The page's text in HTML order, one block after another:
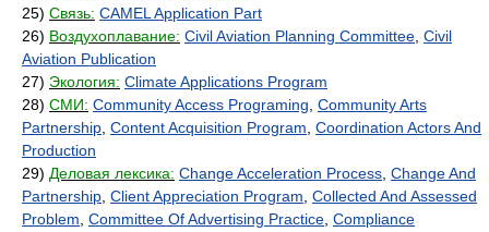
25) Связь: CAMEL Application Part
26) Воздухоплавание: Civil Aviation Planning Committee Civil
Aviation Publication
27) Экология: Climate Applications Program
28) СМИ: Community Access Programing Community Arts
Partnership Content Acquisition Program Coordination Actors And
Production
29) Деловая лексика: Change Acceleration Process Change And
Partnership Client Appreciation Program Collected And Assessed
Problem Committee Of Advertising Practice Compliance